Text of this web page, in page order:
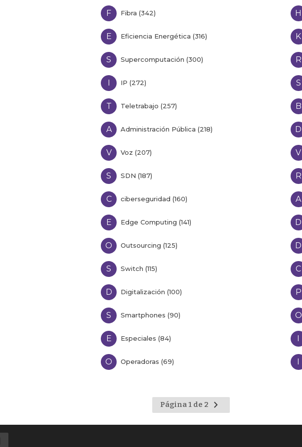
F Fibra (342) H
E Eficiencia Energética (316) K
S Supercomputación (300) R
I IP (272) S
T Teletrabajo (257) B
A Administración Pública (218) D
V Voz (207) V
S SDN (187) R
C ciberseguridad (160) A
E Edge Computing (141) D
O Outsourcing (125) D
S Switch (115) C
D Digitalización (100) P
S Smartphones (90) O
E Especiales (84) I
O Operadoras (69) I
Página 1 de 2
Ir
a
la